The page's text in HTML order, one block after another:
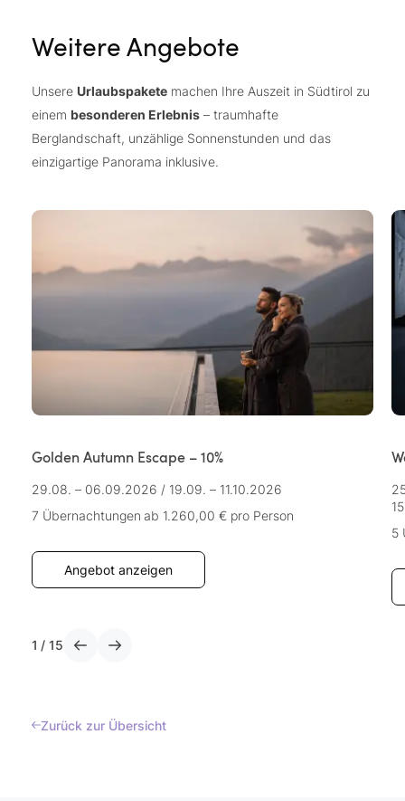
Weitere Angebote
Unsere Urlaubspakete machen Ihre Auszeit in Südtirol zu
einem besonderen Erlebnis – traumhafte
Berglandschaft, unzählige Sonnenstunden und das
einzigartige Panorama inklusive.
Golden Autumn Escape – 10%
29.08. – 06.09.2026 / 19.09. – 11.10.2026
7 Übernachtungen ab 1.260,00 € pro Person
Angebot anzeigen
5
1 / 15
Zurück zur Übersicht